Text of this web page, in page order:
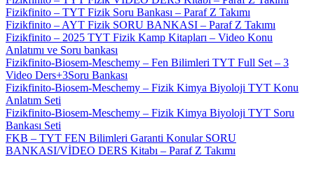
Fizikfinito – TYT Fizik Soru Bankası – Paraf Z Takımı
Fizikfinito – AYT Fizik SORU BANKASI – Paraf Z Takımı
Fizikfinito – 2025 TYT Fizik Kamp Kitapları – Video Konu
Anlatımı ve Soru bankası
Fizikfinito-Biosem-Meschemy – Fen Bilimleri TYT Full Set – 3
Video Ders+3Soru Bankası
Fizikfinito-Biosem-Meschemy – Fizik Kimya Biyoloji TYT Konu
Anlatım Seti
Fizikfinito-Biosem-Meschemy – Fizik Kimya Biyoloji TYT Soru
Bankası Seti
FKB – TYT FEN Bilimleri Garanti Konular SORU
BANKASI/VİDEO DERS Kitabı – Paraf Z Takımı